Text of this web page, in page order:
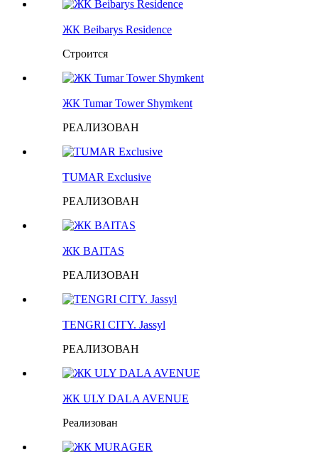
ЖК Beibarys Residence
Строится
ЖК Tumar Tower Shymkent
РЕАЛИЗОВАН
TUMAR Exclusive
РЕАЛИЗОВАН
ЖК BAITAS
РЕАЛИЗОВАН
TENGRI CITY. Jassyl
РЕАЛИЗОВАН
ЖК ULY DALA AVENUE
Реализован